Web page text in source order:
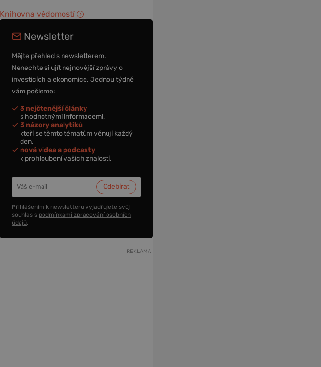
Knihovna vědomostí
Newsletter
Mějte přehled s newsletterem.
Nenechte si ujít nejnovější zprávy o
investicích a ekonomice. Jednou týdně
vám pošleme:
3 nejčtenější články
s hodnotnými informacemi,
3 názory analytiků
kteří se těmto tématům věnují každý
den,
nová videa a podcasty
k prohloubení vašich znalostí.
Přihlášením k newsletteru vyjadřujete svůj
souhlas s podmínkami zpracování osobních
údajů.
REKLAMA